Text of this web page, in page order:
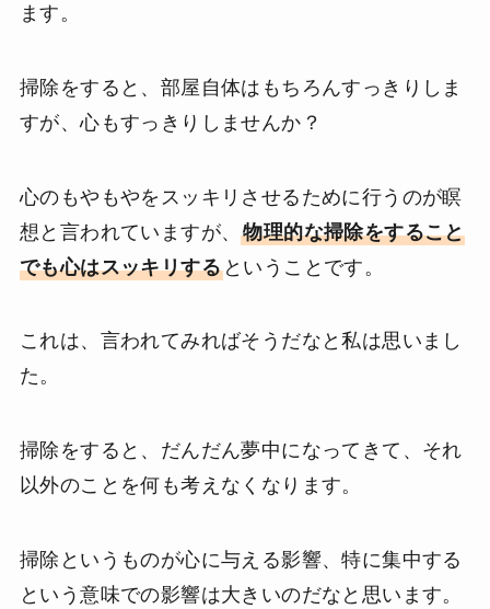
ます。
掃除をすると、部屋自体はもちろんすっきりしま
すが、心もすっきりしませんか？
心のもやもやをスッキリさせるために行うのが瞑
想と言われていますが、物理的な掃除をすること
でも心はスッキリするということです。
これは、言われてみればそうだなと私は思いまし
た。
掃除をすると、だんだん夢中になってきて、それ
以外のことを何も考えなくなります。
掃除というものが心に与える影響、特に集中する
という意味での影響は大きいのだなと思います。